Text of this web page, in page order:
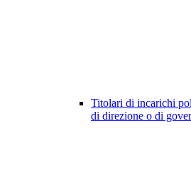
Titolari di incarichi
di direzione o di